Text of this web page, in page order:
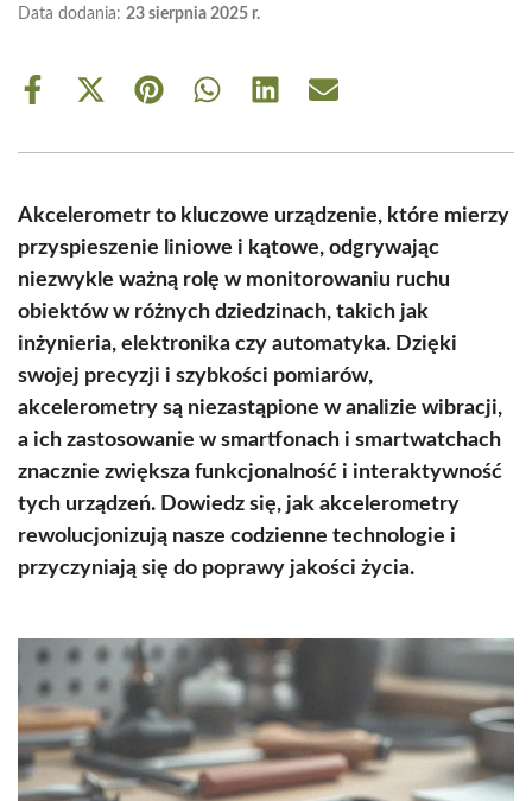
Data dodania: 23 sierpnia 2025 r.
Share
Share
(Twitter)
Share Share Share Share
Akcelerometr to kluczowe urządzenie, które mierzy
przyspieszenie liniowe i kątowe, odgrywając
niezwykle ważną rolę w monitorowaniu ruchu
obiektów w różnych dziedzinach, takich jak
inżynieria, elektronika czy automatyka. Dzięki
swojej precyzji i szybkości pomiarów,
akcelerometry są niezastąpione w analizie wibracji,
a ich zastosowanie w smartfonach i smartwatchach
znacznie zwiększa funkcjonalność i interaktywność
tych urządzeń. Dowiedz się, jak akcelerometry
rewolucjonizują nasze codzienne technologie i
przyczyniają się do poprawy jakości życia.